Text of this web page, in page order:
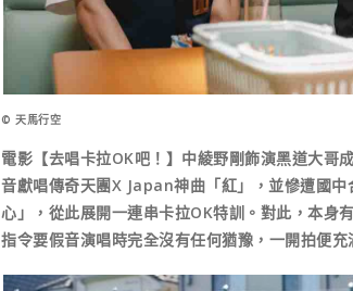
© 天馬行空
電影【去唱卡拉OK吧！】中綾野剛飾演黑道大哥
音獻唱傳奇天團X Japan神曲「紅」，並慘遭國
心」，從此展開一連串卡拉OK特訓。對此，本身
指令要假音演唱時完全沒有任何猶豫，一開拍便充